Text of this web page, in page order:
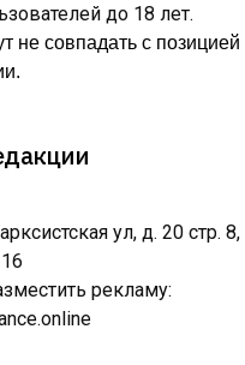
до 18 лет.
не совпадать с позицией
ул, д. 20 стр. 8,
рекламу: